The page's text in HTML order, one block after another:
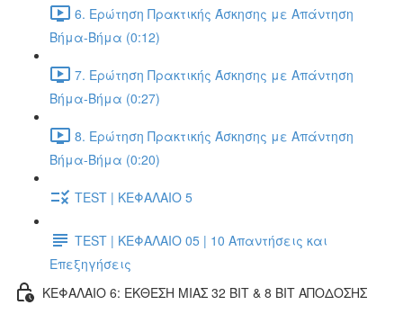
6. Ερώτηση Πρακτικής Άσκησης με Απάντηση
Βήμα-Βήμα (0:12)
7. Ερώτηση Πρακτικής Άσκησης με Απάντηση
Βήμα-Βήμα (0:27)
8. Ερώτηση Πρακτικής Άσκησης με Απάντηση
Βήμα-Βήμα (0:20)
TEST | ΚΕΦΑΛΑΙΟ 5
TEST | ΚΕΦΑΛΑΙΟ 05 | 10 Απαντήσεις και
Επεξηγήσεις
ΚΕΦΑΛΑΙΟ 6: ΕΚΘΕΣΗ ΜΙΑΣ 32 BIT & 8 BIT ΑΠΟΔΟΣΗΣ